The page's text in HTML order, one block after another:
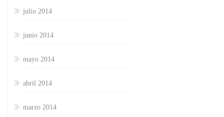
julio 2014
junio 2014
mayo 2014
abril 2014
marzo 2014